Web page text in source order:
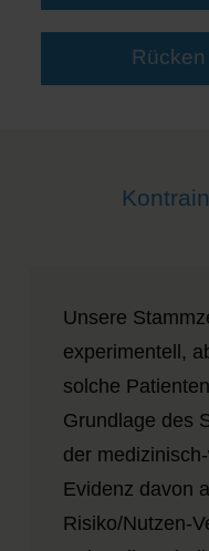
Unsere
experimentell,
solche
Grundlage des
der
Evidenz davon
Risiko/Nutzen-